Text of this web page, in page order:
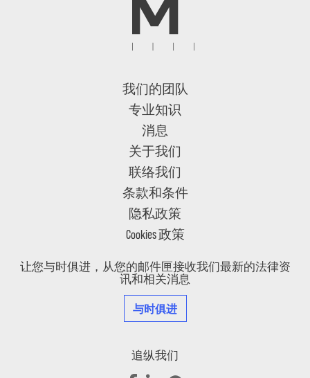
我们的团队
专业知识
消息
关于我们
联络我们
条款和条件
隐私政策
Cookies 政策
让您与时俱进，从您的邮件匣接收我们最新的法律资
讯和相关消息
与时俱进
追纵我们